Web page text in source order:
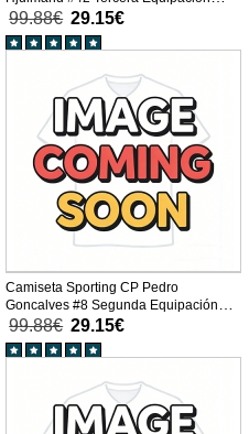
Replica 2025-26 mangas cortas
99.88€ 29.15€
Camiseta Sporting CP Pedro
Goncalves #8 Segunda Equipación
Replica 2025-26 mangas cortas
99.88€ 29.15€